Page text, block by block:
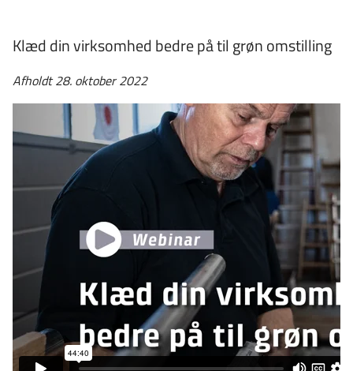
Klæd din virksomhed bedre på til grøn omstilling
Afholdt 28. oktober 2022